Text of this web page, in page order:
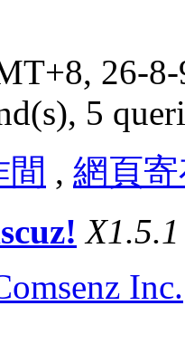
26-
5
間 , 網頁
X1.5.1
Inc.